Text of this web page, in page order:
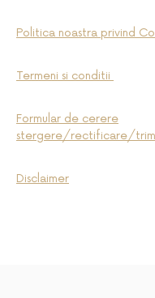
Politica noastra privind
Termeni si conditii
Formular de cerere
stergere/rectificare/
Disclaimer